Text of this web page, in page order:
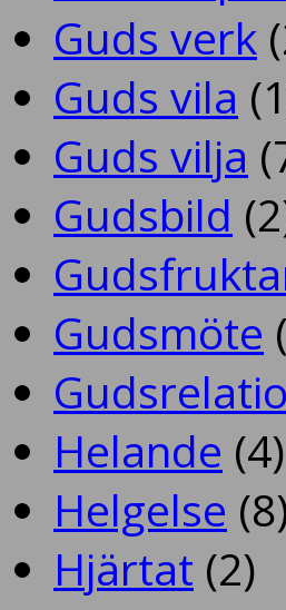
Guds verk
Guds vila
Guds vilja
Gudsbild
Gudsmöte
Helande (4)
Helgelse
Hjärtat (2)